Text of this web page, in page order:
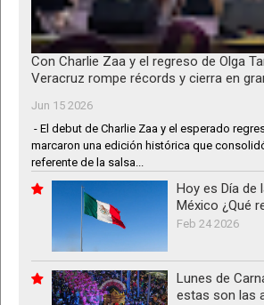
Con Charlie Zaa y el regreso de Olga
Veracruz rompe récords y cierra en
Jun 15 2026
- El debut de Charlie Zaa y el esperado
marcaron una edición histórica que
referente de la salsa...
Hoy es Día de
México ¿Qué
Feb 24 2026
Lunes de
estas son las